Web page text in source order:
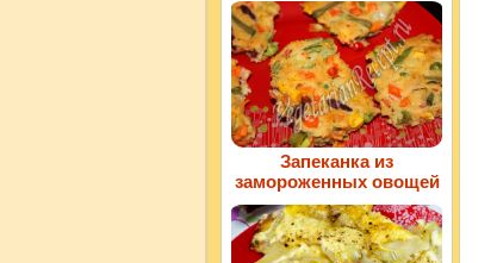
Запеканка из
замороженных овощей